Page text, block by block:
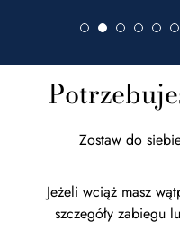
Zostaw do
Jeżeli wciąż masz
szczegóły zabiegu